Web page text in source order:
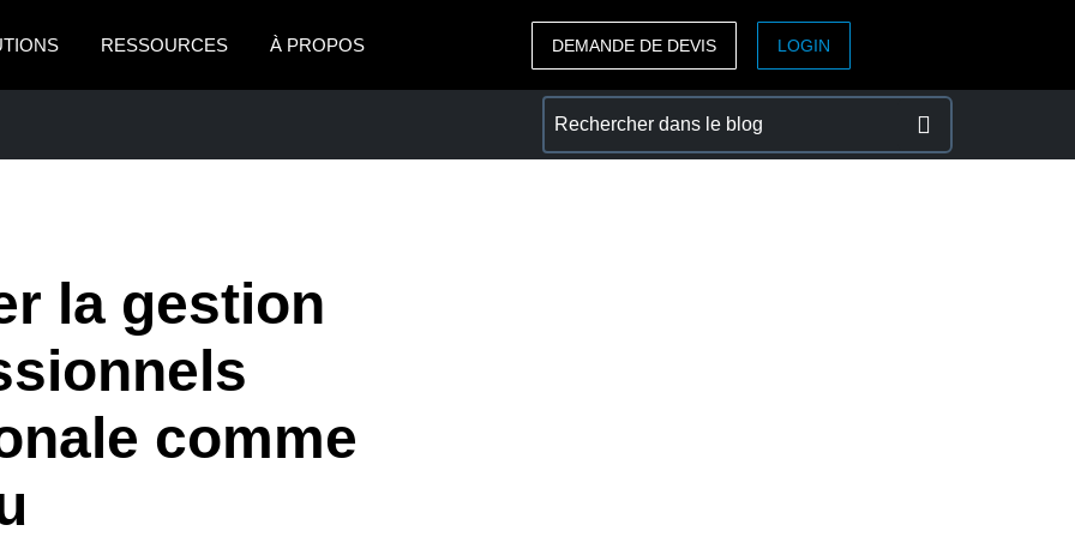
RESSOURCES À PROPOS
México (Español)
Brasil (Português)
ASIA PACIFIC
DEMANDE DE DEVIS LOGIN
la gestion
comme